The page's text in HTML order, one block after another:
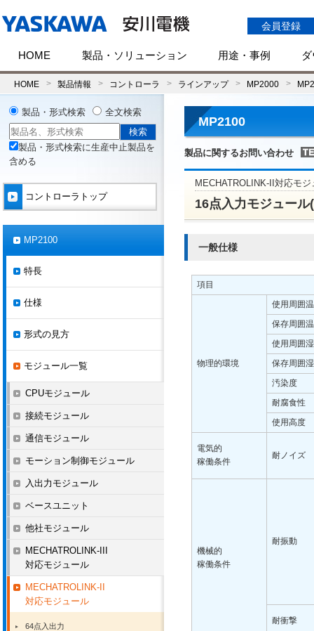
会員登録
HOME 製品・ソリューション 用途・事例
HOME 製品情報 コントローラ ラインアップ MP2000
MP2100
製品に関するお問い合わせ
MECHATROLINK-II対応モジ
16点入力モジュール
一般仕様
項目
物理的環境
使用周囲
保存周囲
使用周囲
保存周囲
汚染度
耐腐食性
使用高度
電気的
稼働条件
耐ノイズ
機械的
稼働条件
耐振動
耐衝撃
製品・形式検索 全文検索
製品・形式検索に生産中止製品を
含める
コントローラトップ
MP2100
特長
仕様
形式の見方
モジュール一覧
CPUモジュール
接続モジュール
通信モジュール
モーション制御モジュール
入出力モジュール
ベースユニット
他社モジュール
MECHATROLINK-III
対応モジュール
MECHATROLINK-II
対応モジュール
64点入出力